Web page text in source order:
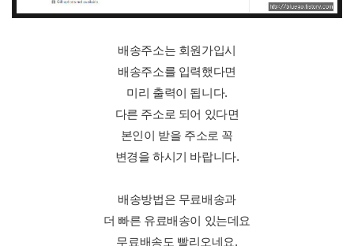
배송주소는 회원가입시
배송주소를 입력했다면
미리 출력이 됩니다.
다른 주소로 되어 있다면
본인이 받을 주소로 꼭
변경을 하시기 바랍니다.
배송방법은 무료배송과
더 빠른 유료배송이 있는데요
무료배송도 빨리오네요.